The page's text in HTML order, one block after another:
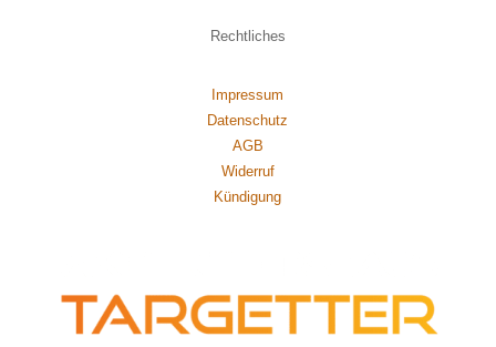
Rechtliches
Impressum
Datenschutz
AGB
Widerruf
Kündigung